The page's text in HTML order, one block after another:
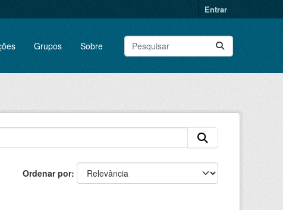
Entrar
Grupos Sobre
Ordenar por